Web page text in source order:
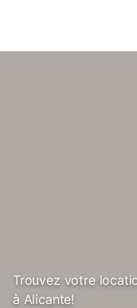
Trouvez votre
à Alicante!